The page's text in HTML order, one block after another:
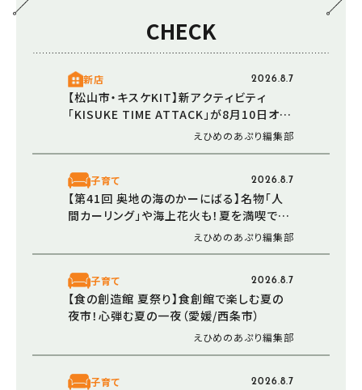
CHECK
新店 2026.8.7
【松山市・キスケKIT】新アクティビティ
「KISUKE TIME ATTACK」が8月10日オー
プン！ 走る・登る・くぐる――全身で障害物に挑
えひめのあぷり編集部
子育て 2026.8.7
【第41回 奥地の海のかーにばる】名物「人
間カーリング」や海上花火も！夏を満喫でき
る恒例イベント（愛媛/西予市）えひめのあぷり編集部
子育て 2026.8.7
【食の創造館 夏祭り】食創館で楽しむ夏の
夜市！心弾む夏の一夜（愛媛/西条市）
えひめのあぷり編集部
子育て 2026.8.7